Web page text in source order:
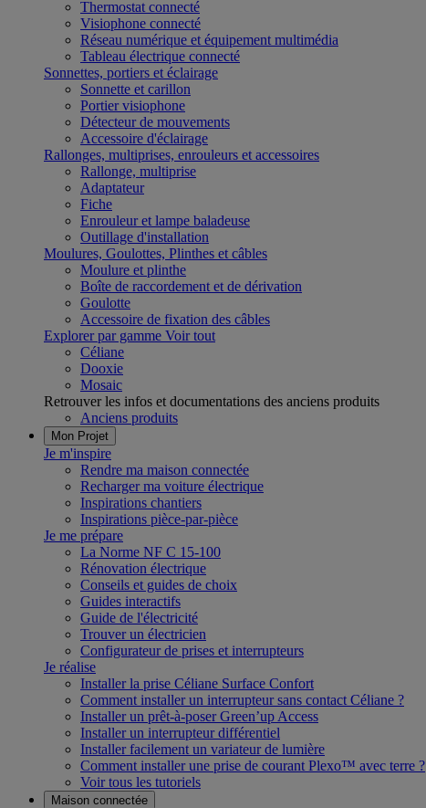
Thermostat connecté
Visiophone connecté
Réseau numérique et équipement multimédia
Tableau électrique connecté
Sonnettes, portiers et éclairage
Sonnette et carillon
Portier visiophone
Détecteur de mouvements
Accessoire d'éclairage
Rallonges, multiprises, enrouleurs et accessoires
Rallonge, multiprise
Adaptateur
Fiche
Enrouleur et lampe baladeuse
Outillage d'installation
Moulures, Goulottes, Plinthes et câbles
Moulure et plinthe
Boîte de raccordement et de dérivation
Goulotte
Accessoire de fixation des câbles
Explorer par gamme Voir tout
Céliane
Dooxie
Mosaic
Retrouver les infos et documentations des anciens produits
Anciens produits
Mon Projet
Je m'inspire
Rendre ma maison connectée
Recharger ma voiture électrique
Inspirations chantiers
Inspirations pièce-par-pièce
Je me prépare
La Norme NF C 15-100
Rénovation électrique
Conseils et guides de choix
Guides interactifs
Guide de l'électricité
Trouver un électricien
Configurateur de prises et interrupteurs
Je réalise
Installer la prise Céliane Surface Confort
Comment installer un interrupteur sans contact Céliane ?
Installer un prêt-à-poser Green’up Access
Installer un interrupteur différentiel
Installer facilement un variateur de lumière
Comment installer une prise de courant Plexo™ avec terre ?
Voir tous les tutoriels
Maison connectée